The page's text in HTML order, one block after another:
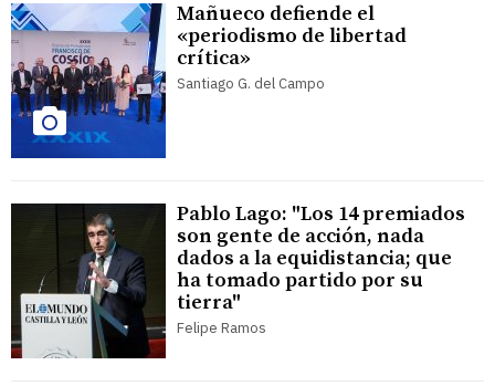
Mañueco defiende el
«periodismo de libertad
crítica»
Santiago G. del Campo
Pablo Lago: "Los 14 premiados
son gente de acción, nada
dados a la equidistancia; que
ha tomado partido por su
tierra"
Felipe Ramos